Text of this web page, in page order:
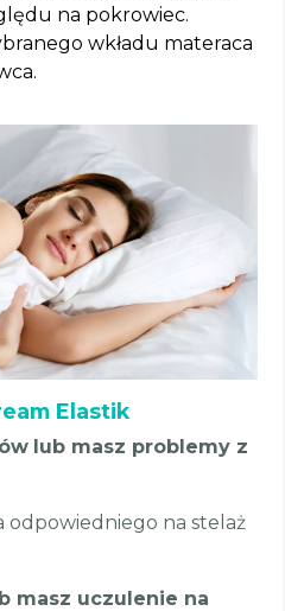
na pokrowiec.
wkładu materaca
Elastik
lub masz problemy z
odpowiedniego na stelaż
masz uczulenie na